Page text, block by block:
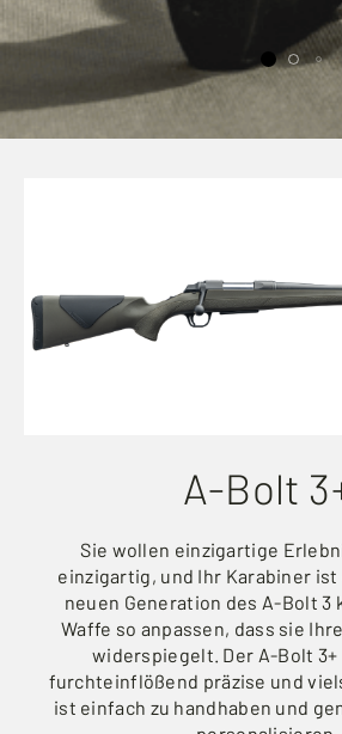
A-Bolt
Sie wollen einzigartige
einzigartig, und Ihr Karabiner ist
neuen Generation des A-Bolt 3
Waffe so anpassen, dass sie
widerspiegelt. Der A-Bolt
furchteinflößend präzise und
ist einfach zu handhaben und